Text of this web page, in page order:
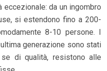
da un ingombro
si estendono fino a 200-
8-10 persone. I
generazione sono stati
di qualità, resistono alle